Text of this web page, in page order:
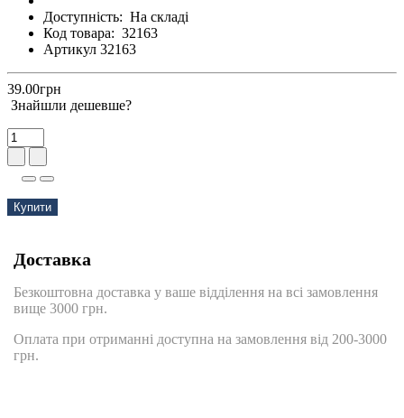
Доступність: На складі
Код товара: 32163
Артикул 32163
39.00грн
Знайшли дешевше?
Купити
Доставка
Безкоштовна доставка у ваше відділення на всі замовлення
вище 3000 грн.
Оплата при отриманні доступна на замовлення від 200-3000
грн.